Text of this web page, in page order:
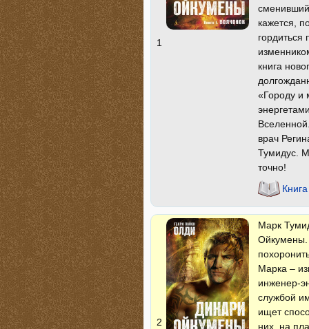
1
кажется,
книга
«Городу и
врач
Тумидус.
точно!
2
Марк
Ойкумены.
Марка –
инженер-
службой
ищет
них, на